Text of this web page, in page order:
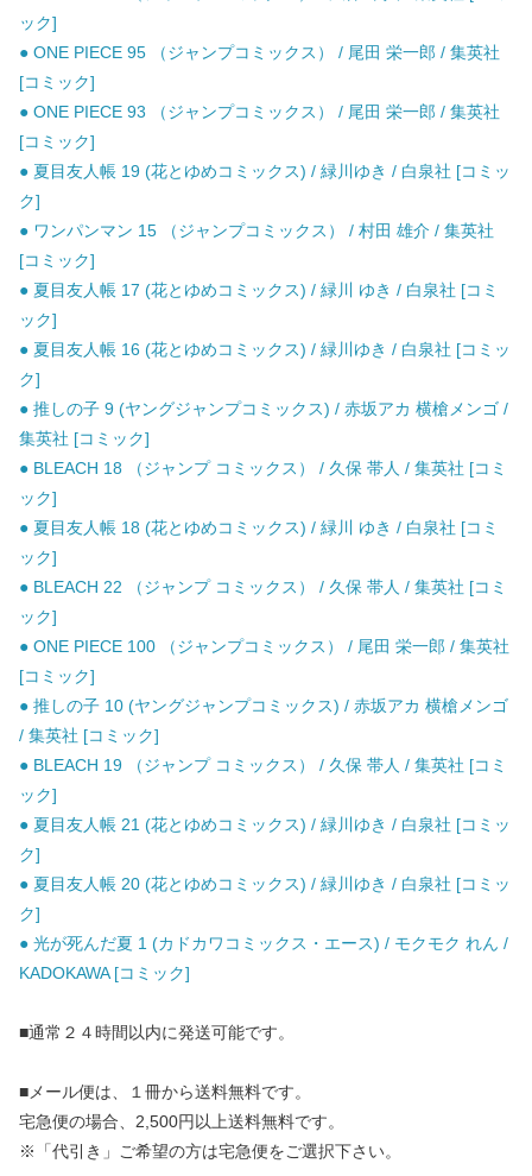
ック]
● ONE PIECE 95 （ジャンプコミックス） / 尾田 栄一郎 / 集英社
[コミック]
● ONE PIECE 93 （ジャンプコミックス） / 尾田 栄一郎 / 集英社
[コミック]
● 夏目友人帳 19 (花とゆめコミックス) / 緑川ゆき / 白泉社 [コミッ
ク]
● ワンパンマン 15 （ジャンプコミックス） / 村田 雄介 / 集英社
[コミック]
● 夏目友人帳 17 (花とゆめコミックス) / 緑川 ゆき / 白泉社 [コミ
ック]
● 夏目友人帳 16 (花とゆめコミックス) / 緑川ゆき / 白泉社 [コミッ
ク]
● 推しの子 9 (ヤングジャンプコミックス) / 赤坂アカ 横槍メンゴ /
集英社 [コミック]
● BLEACH 18 （ジャンプ コミックス） / 久保 帯人 / 集英社 [コミ
ック]
● 夏目友人帳 18 (花とゆめコミックス) / 緑川 ゆき / 白泉社 [コミ
ック]
● BLEACH 22 （ジャンプ コミックス） / 久保 帯人 / 集英社 [コミ
ック]
● ONE PIECE 100 （ジャンプコミックス） / 尾田 栄一郎 / 集英社
[コミック]
● 推しの子 10 (ヤングジャンプコミックス) / 赤坂アカ 横槍メンゴ
/ 集英社 [コミック]
● BLEACH 19 （ジャンプ コミックス） / 久保 帯人 / 集英社 [コミ
ック]
● 夏目友人帳 21 (花とゆめコミックス) / 緑川ゆき / 白泉社 [コミッ
ク]
● 夏目友人帳 20 (花とゆめコミックス) / 緑川ゆき / 白泉社 [コミッ
ク]
● 光が死んだ夏 1 (カドカワコミックス・エース) / モクモク れん /
KADOKAWA [コミック]
■通常２４時間以内に発送可能です。
■メール便は、１冊から送料無料です。
宅急便の場合、2,500円以上送料無料です。
※「代引き」ご希望の方は宅急便をご選択下さい。